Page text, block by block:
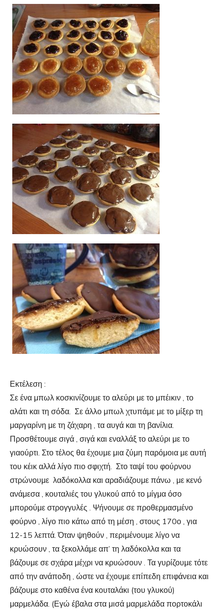
Εκτέλεση :
Σε ένα μπωλ κοσκινίζουμε το αλεύρι με το μπέικιν , το
αλάτι και τη σόδα. Σε άλλο μπωλ χτυπάμε με το μίξερ τη
μαργαρίνη με τη ζάχαρη , τα αυγά και τη βανίλια.
Προσθέτουμε σιγά , σιγά και εναλλάξ το αλεύρι με το
γιαούρτι. Στο τέλος θα έχουμε μια ζύμη παρόμοια με αυτή
του κέικ αλλά λίγο πιο σφιχτή. Στο ταψί του φούρνου
στρώνουμε λαδόκολλα και αραδιάζουμε πάνω , με κενό
ανάμεσα , κουταλιές του γλυκού από το μίγμα όσο
μπορούμε στρογγυλές . Ψήνουμε σε προθερμασμένο
φούρνο , λίγο πιο κάτω από τη μέση , στους 170ο , για
12-15 λεπτά. Όταν ψηθούν , περιμένουμε λίγο να
κρυώσουν , τα ξεκολλάμε απ’ τη λαδόκολλα και τα
βάζουμε σε σχάρα μέχρι να κρυώσουν . Τα γυρίζουμε τότε
από την ανάποδη , ώστε να έχουμε επίπεδη επιφάνεια και
βάζουμε στο καθένα ένα κουταλάκι (του γλυκού)
μαρμελάδα. (Εγώ έβαλα στα μισά μαρμελάδα πορτοκάλι